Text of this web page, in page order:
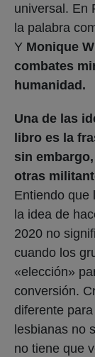
universal. En
la palabra
Y Monique
combates
humanidad.
Una de las
libro es la
sin
otras
Entiendo que
la idea de
2020 no
cuando los
«elección»
conversión.
diferente
lesbianas no
no tiene que